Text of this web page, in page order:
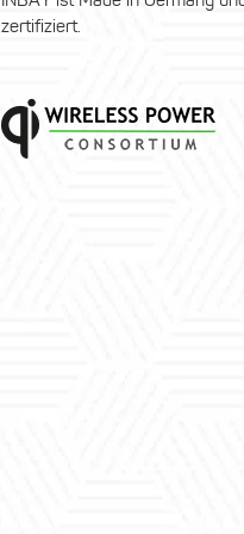
zertifiziert.